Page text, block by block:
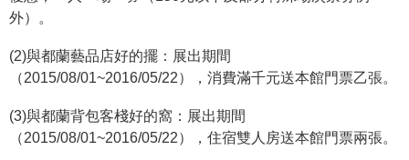
安
宣
告
為
民
外）。
(2)與都蘭藝品店好的擺：展出期間
（2015/08/01~2016/05/22），消費滿千元送本館門票乙張。
(3)與都蘭背包客棧好的窩：展出期間
（2015/08/01~2016/05/22），住宿雙人房送本館門票兩張。